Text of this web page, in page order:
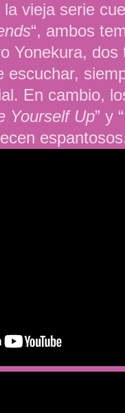
vieja serie
“, ambos
Yonekura,
escuchar,
En cambio,
Yourself Up” y “